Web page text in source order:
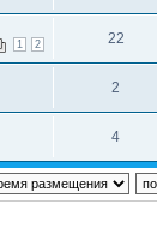
1 2 22
2
4